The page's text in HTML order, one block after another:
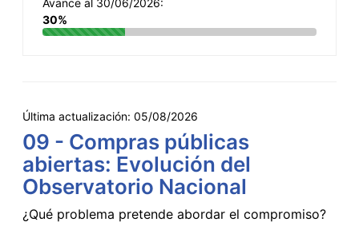
30%
Última actualización: 05/08/2026
09 - Compras públicas
abiertas: Evolución del
Observatorio Nacional
¿Qué problema pretende abordar el compromiso?